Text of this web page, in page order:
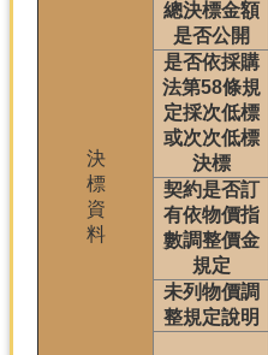
決
標
資
料
總決標金額
是否公開
是否依採購
法第58條規
定採次低標
或次次低標
決標
契約是否訂
有依物價指
數調整價金
規定
未列物價調
整規定說明